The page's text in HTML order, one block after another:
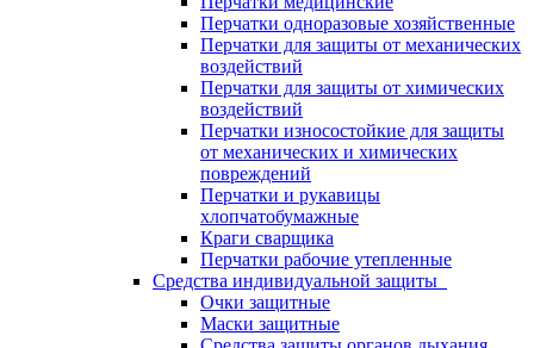
Перчатки одноразовые хозяйственные
Перчатки для защиты от механических
воздействий
Перчатки для защиты от химических
воздействий
Перчатки износостойкие для защиты
от механических и химических
повреждений
Перчатки и рукавицы
хлопчатобумажные
Краги сварщика
Перчатки рабочие утепленные
Средства индивидуальной защиты
Очки защитные
Маски защитные